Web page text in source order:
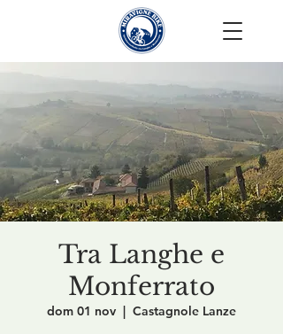
Tra Langhe e
Monferrato
dom 01 nov
  |
Castagnole Lanze